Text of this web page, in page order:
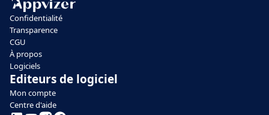
Confidentialité
Transparence
CGU
À propos
Logiciels
Editeurs de logiciel
Mon compte
Centre d'aide